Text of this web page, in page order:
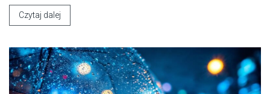
Czytaj dalej